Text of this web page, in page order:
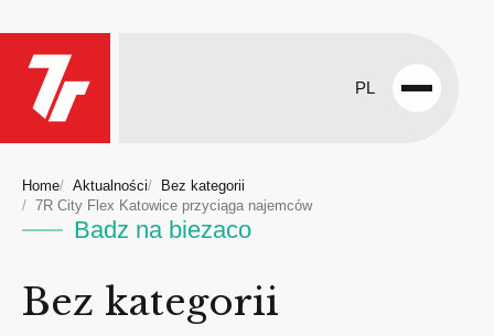
PL
Open
Home Aktualności
Bez kategorii
7R City Flex Katowice przyciąga najemców
Badz na biezaco
Bez kategorii